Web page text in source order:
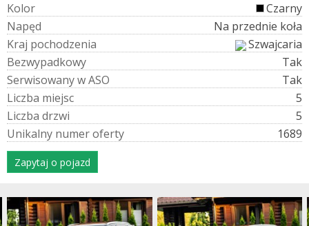
Kolor
Czarny
Napęd
Na przednie koła
Kraj pochodzenia
Szwajcaria
Bezwypadkowy
Tak
SerwisowanywASO
Tak
Liczba miejsc
5
Liczba drzwi
5
Unikalny numeroferty 1689
Zapytaj o pojazd